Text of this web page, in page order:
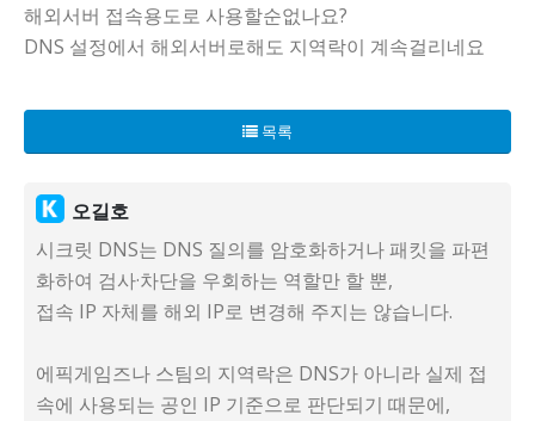
해외서버 접속용도로 사용할순없나요?
DNS 설정에서 해외서버로해도 지역락이 계속걸리네요
목록
오길호
시크릿 DNS는 DNS 질의를 암호화하거나 패킷을 파편
화하여 검사·차단을 우회하는 역할만 할 뿐,
접속 IP 자체를 해외 IP로 변경해 주지는 않습니다.
에픽게임즈나 스팀의 지역락은 DNS가 아니라 실제 접
속에 사용되는 공인 IP 기준으로 판단되기 때문에,